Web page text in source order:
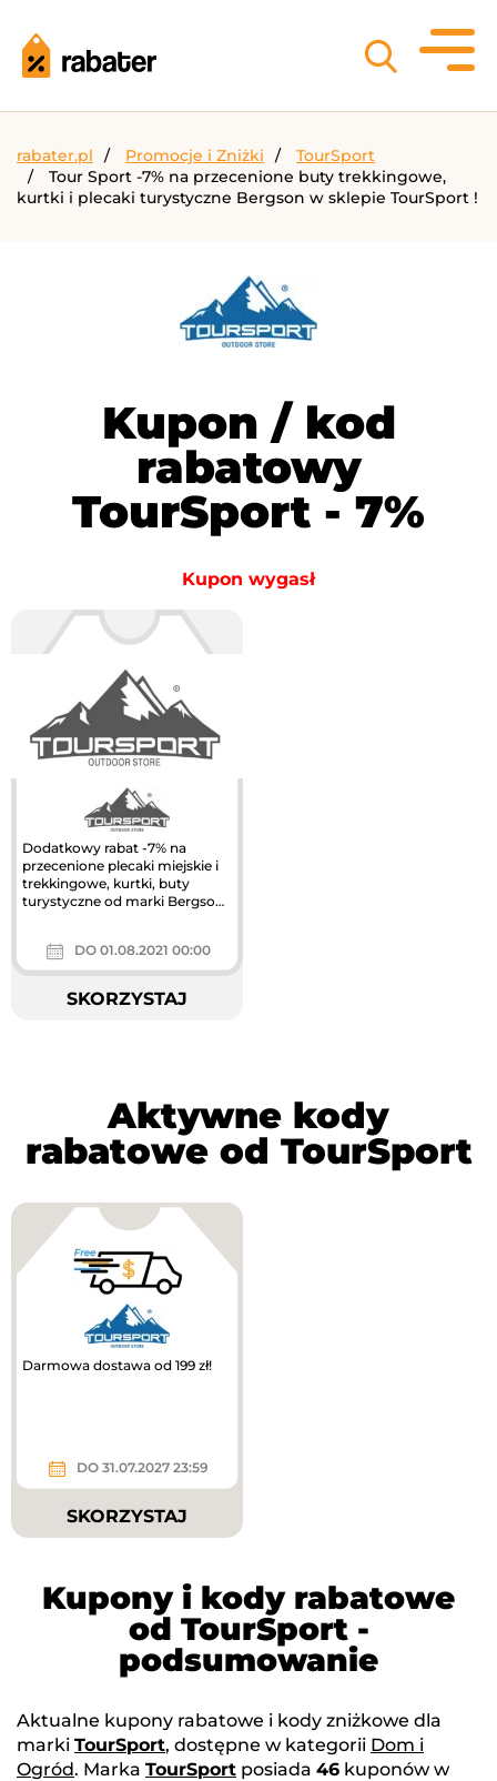
rabater.pl Promocje i Zniżki
TourSport
Tour Sport -7% na przecenione buty trekkingowe,
kurtki i plecaki turystyczne Bergson w sklepie TourSport !
Kupon / kod
rabatowy
TourSport - 7%
Kupon wygasł
Dodatkowy rabat -7% na
przecenione plecaki miejskie i
trekkingowe, kurtki, buty
turystyczne od marki Bergson.
DO 01.08.2021 00:00
SKORZYSTAJ
Aktywne kody
rabatowe od TourSport
Darmowa dostawa od 199 zł!
DO 31.07.2027 23:59
SKORZYSTAJ
Kupony i kody rabatowe
od TourSport -
podsumowanie
Aktualne kupony rabatowe i kody zniżkowe dla
marki TourSport, dostępne w kategorii Dom i
Ogród. Marka TourSport posiada 46 kuponów w